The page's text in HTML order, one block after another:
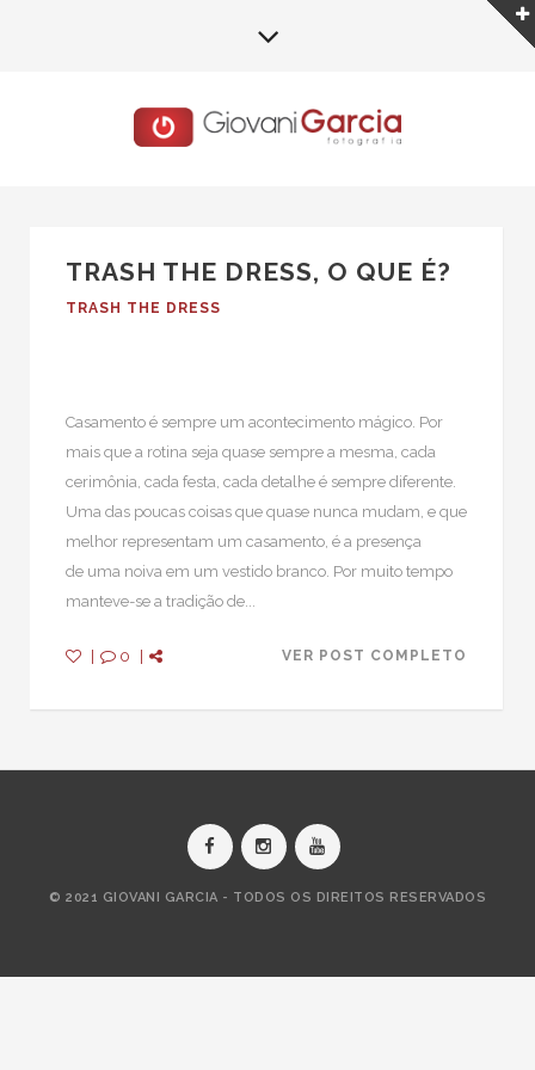
TRASH THE DRESS, O QUE É?
TRASH THE DRESS
Casamento é sempre um acontecimento mágico. Por
mais que a rotina seja quase sempre a mesma, cada
cerimônia, cada festa, cada detalhe é sempre diferente.
Uma das poucas coisas que quase nunca mudam, e que
melhor representam um casamento, é a presença
de uma noiva em um vestido branco. Por muito tempo
manteve-se a tradição de...
0 VER POST COMPLETO
© 2021 GIOVANI GARCIA - TODOS OS DIREITOS RESERVADOS